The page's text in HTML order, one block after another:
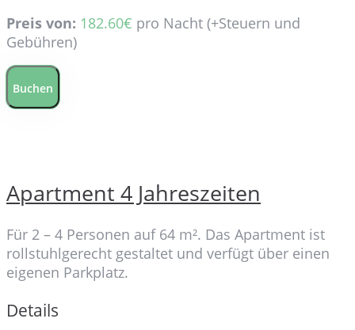
Preis von: 182.60€ pro Nacht (+Steuern und
Gebühren)
Buchen
Apartment 4 Jahreszeiten
Für 2 – 4 Personen auf 64 m². Das Apartment ist
rollstuhlgerecht gestaltet und verfügt über einen
eigenen Parkplatz.
Details